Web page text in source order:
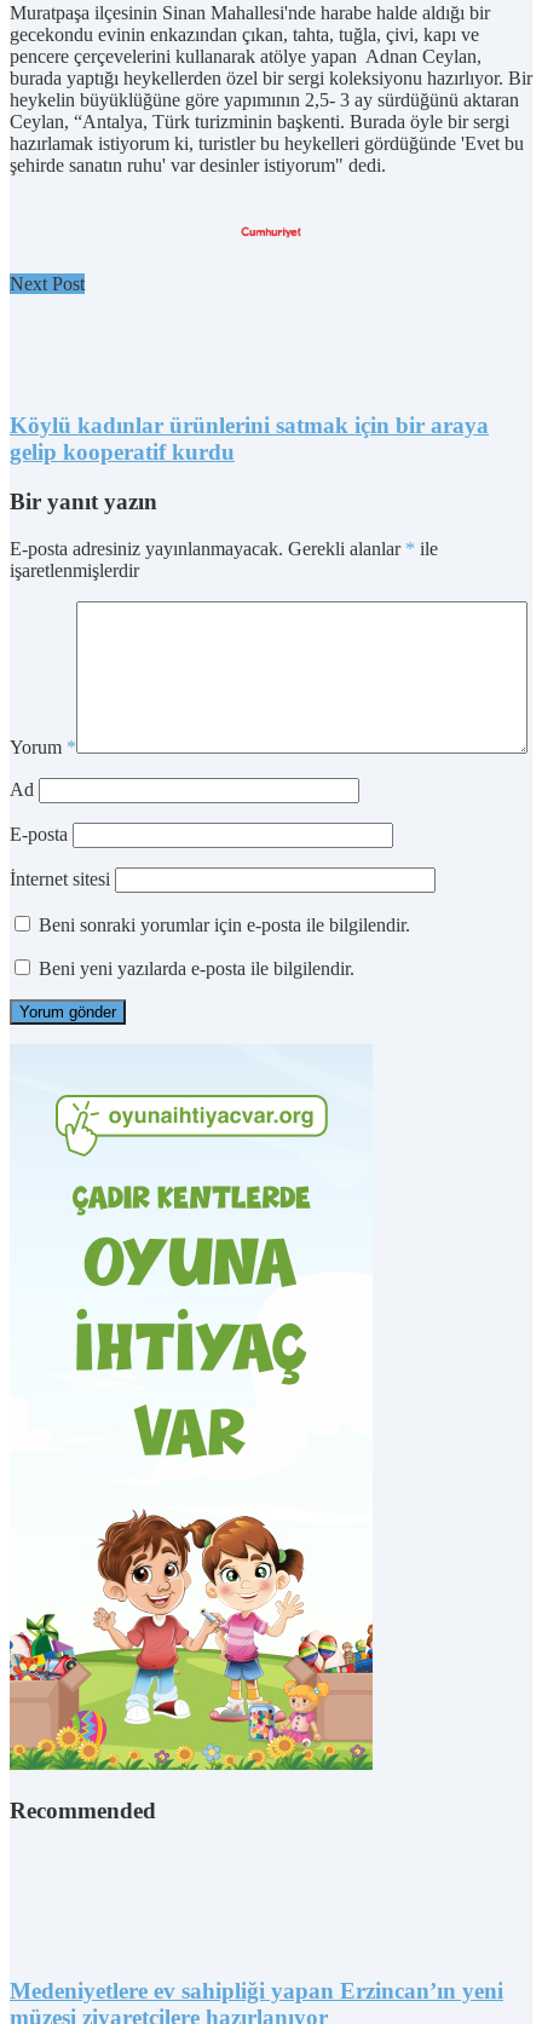
Muratpaşa ilçesinin Sinan Mahallesi'nde harabe halde aldığı bir
gecekondu evinin enkazından çıkan, tahta, tuğla, çivi, kapı ve
pencere çerçevelerini kullanarak atölye yapan Adnan Ceylan,
burada yaptığı heykellerden özel bir sergi koleksiyonu hazırlıyor. Bir
heykelin büyüklüğüne göre yapımının 2,5- 3 ay sürdüğünü aktaran
Ceylan, “Antalya, Türk turizminin başkenti. Burada öyle bir sergi
hazırlamak istiyorum ki, turistler bu heykelleri gördüğünde 'Evet bu
şehirde sanatın ruhu' var desinler istiyorum" dedi.
Next Post
Köylü kadınlar ürünlerini satmak için bir araya
gelip kooperatif kurdu
Bir yanıt yazın
E-posta adresiniz yayınlanmayacak. Gerekli alanlar * ile
işaretlenmişlerdir
Yorum *
Ad
E-posta
İnternet sitesi
Beni sonraki yorumlar için e-posta ile bilgilendir.
Beni yeni yazılarda e-posta ile bilgilendir.
Recommended
Medeniyetlere ev sahipliği yapan Erzincan’ın yeni
müzesi ziyaretçilere hazırlanıyor